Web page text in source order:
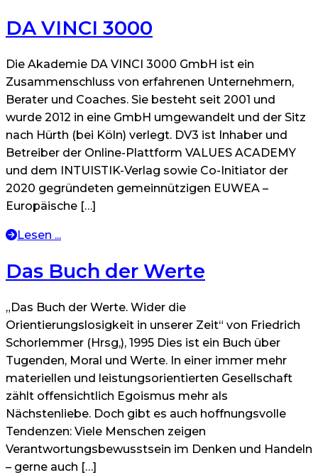
DA VINCI 3000
Die Akademie DA VINCI 3000 GmbH ist ein
Zusammenschluss von erfahrenen Unternehmern,
Berater und Coaches. Sie besteht seit 2001 und
wurde 2012 in eine GmbH umgewandelt und der Sitz
nach Hürth (bei Köln) verlegt. DV3 ist Inhaber und
Betreiber der Online-Plattform VALUES ACADEMY
und dem INTUISTIK-Verlag sowie Co-Initiator der
2020 gegründeten gemeinnützigen EUWEA –
Europäische […]
Lesen ...
Das Buch der Werte
„Das Buch der Werte. Wider die
Orientierungslosigkeit in unserer Zeit“ von Friedrich
Schorlemmer (Hrsg,), 1995 Dies ist ein Buch über
Tugenden, Moral und Werte. In einer immer mehr
materiellen und leistungsorientierten Gesellschaft
zählt offensichtlich Egoismus mehr als
Nächstenliebe. Doch gibt es auch hoffnungsvolle
Tendenzen: Viele Menschen zeigen
Verantwortungsbewusstsein im Denken und Handeln
– gerne auch […]